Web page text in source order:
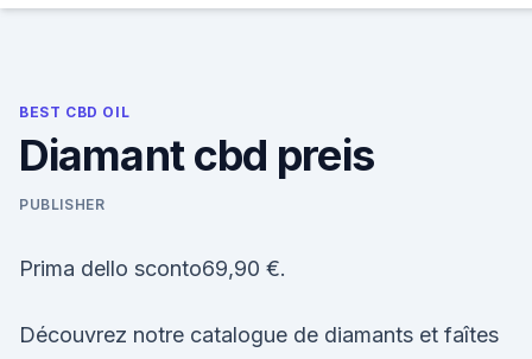
BEST CBD OIL
Diamant cbd preis
PUBLISHER
Prima dello sconto69,90 €.
Découvrez notre catalogue de diamants et faîtes